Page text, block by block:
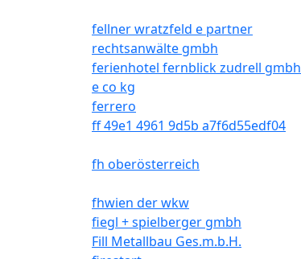
fellner wratzfeld e partner
rechtsanwälte gmbh
ferienhotel fernblick zudrell gmbh
e co kg
ferrero
ff 49e1 4961 9d5b a7f6d55edf04
fh oberösterreich
fhwien der wkw
fiegl + spielberger gmbh
Fill Metallbau Ges.m.b.H.